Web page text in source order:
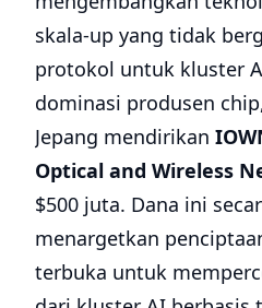
skala-up yang tidak
protokol untuk kluster
dominasi produsen
Jepang mendirikan
Optical and Wireless
$500 juta. Dana ini
menargetkan
terbuka untuk